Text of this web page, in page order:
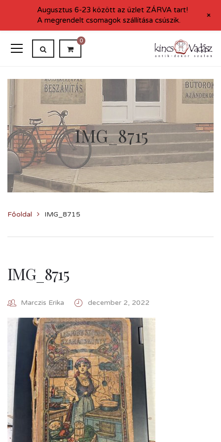
0
IMG_8715
Főoldal IMG_8715
IMG_8715
Marczis Erika december 2, 2022
Augusztus 6-23 között az üzlet ZÁRVA tart!
A megrendelt csomagok szállítása csúszik.
+